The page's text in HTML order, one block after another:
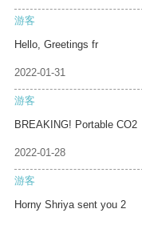
游客
Hello, Greetings fr
2022-01-31
游客
BREAKING! Portable CO2
2022-01-28
游客
Horny Shriya sent you 2